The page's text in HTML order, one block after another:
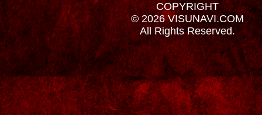
COPYRIGHT
© 2026 VISUNAVI.COM
All Rights Reserved.